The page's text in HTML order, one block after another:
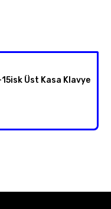
Üst Kasa Klavye